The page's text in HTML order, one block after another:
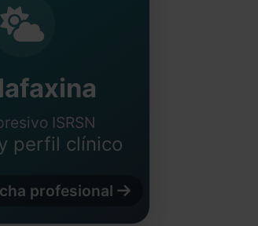
ISRSN
perfil clínico
profesional